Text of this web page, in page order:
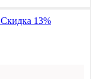
Скидка 13%